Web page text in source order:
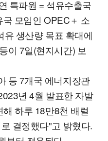
특파원 = 석유수출국
모임인 OPEC＋ 소
유 생산량 목표 확대에
이 7일(현지시간) 보
등 7개국 에너지장관
년 4월 발표한 자발
하루 18만8천 배럴
결정했다"고 밝혔다.